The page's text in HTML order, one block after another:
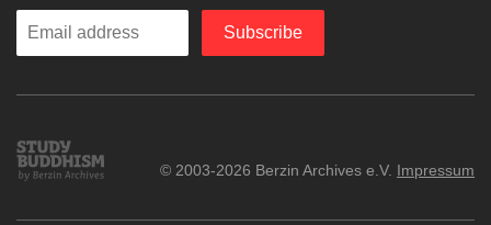
Enter
Subscribe
Study
Buddhism
© 2003-2026 Berzin Archives e.V. Impressum